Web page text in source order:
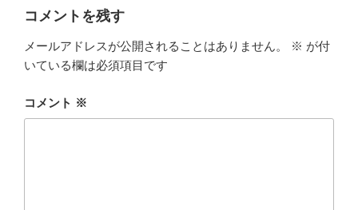
コメントを残す
メールアドレスが公開されることはありません。 ※ が付
いている欄は必須項目です
コメント ※